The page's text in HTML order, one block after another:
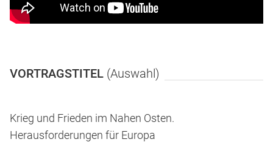
VORTRAGSTITEL (Auswahl)
Krieg und Frieden im Nahen Osten.
Herausforderungen für Europa